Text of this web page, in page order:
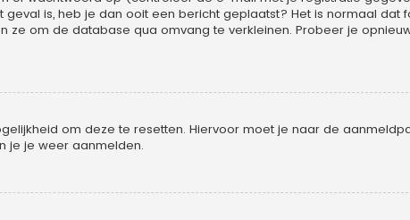
is, heb je dan ooit een bericht geplaatst? Het is normaal dat
om de database qua omvang te verkleinen. Probeer je
om deze te resetten. Hiervoor moet je naar de
je je weer aanmelden.